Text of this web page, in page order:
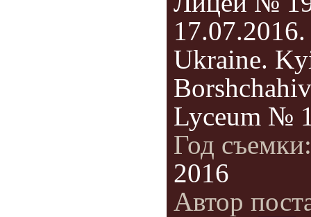
17.07.2016.
Ukraine.
Lyceum №
Год
2016
Автор